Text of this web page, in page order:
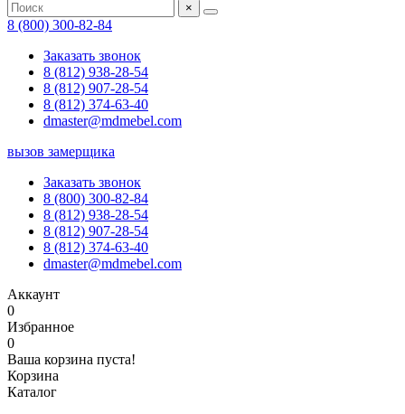
×
8 (800) 300-82-84
Заказать звонок
8 (812) 938-28-54
8 (812) 907-28-54
8 (812) 374-63-40
dmaster@mdmebel.com
вызов замерщика
Заказать звонок
8 (800) 300-82-84
8 (812) 938-28-54
8 (812) 907-28-54
8 (812) 374-63-40
dmaster@mdmebel.com
Аккаунт
0
Избранное
0
Ваша корзина пуста!
Корзина
Каталог